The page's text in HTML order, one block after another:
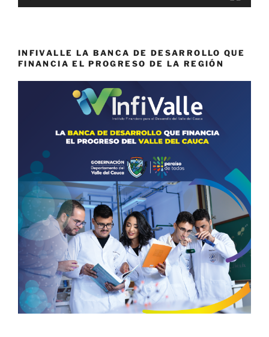
INFIVALLE LA BANCA DE DESARROLLO QUE
FINANCIA EL PROGRESO DE LA REGIÓN